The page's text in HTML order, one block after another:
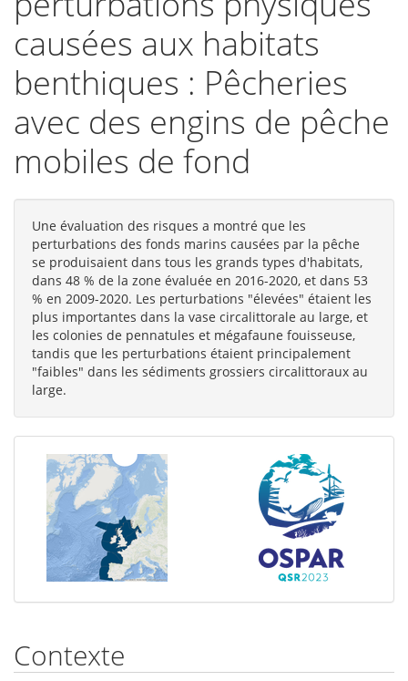
causées aux habitats
benthiques : Pêcheries
avec des engins de pêche
mobiles de fond
Une évaluation des risques a montré que les
perturbations des fonds marins causées par la pêche
se produisaient dans tous les grands types d'habitats,
dans 48 % de la zone évaluée en 2016-2020, et dans 53
% en 2009-2020. Les perturbations "élevées" étaient les
plus importantes dans la vase circalittorale au large, et
les colonies de pennatules et mégafaune fouisseuse,
tandis que les perturbations étaient principalement
"faibles" dans les sédiments grossiers circalittoraux au
large.
Contexte